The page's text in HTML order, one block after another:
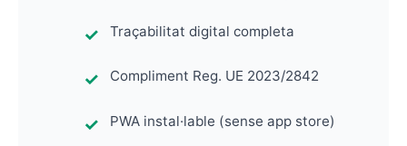
Traçabilitat digital completa
Compliment Reg. UE 2023/2842
PWA instal·lable (sense app store)